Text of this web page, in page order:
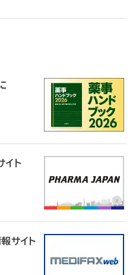
イト
サイト